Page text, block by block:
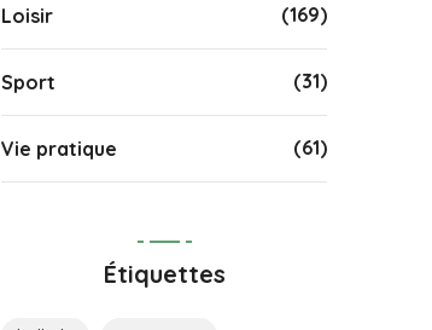
Loisir (169)
Sport (31)
Vie pratique (61)
Étiquettes